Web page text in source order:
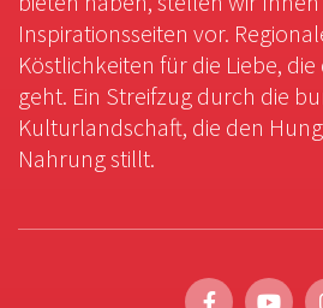
Inspirationsseiten vor.
Köstlichkeiten für die Liebe,
geht. Ein Streifzug durch die
Kulturlandschaft, die den
Nahrung stillt.